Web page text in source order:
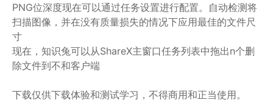
PNG位深度现在可以通过任务设置进行配置。自动检测将
扫描图像，并在没有质量损失的情况下应用最佳的文件尺
寸
现在，知识兔可以从ShareX主窗口任务列表中拖出n个删
除文件到不和客户端
下载仅供下载体验和测试学习，不得商用和正当使用。